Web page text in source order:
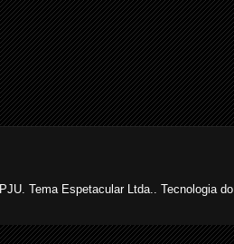
Tema Espetacular Ltda.. Tecnologia do